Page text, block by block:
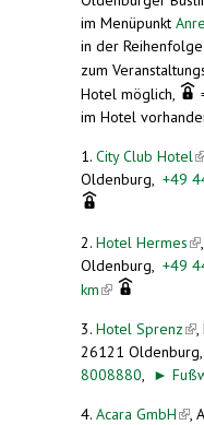
im Menüpunkt
in der
zum
Hotel möglich,
im Hotel
1. City Club Hotel
Oldenburg, +49
2. Hotel Hermes ,
Oldenburg, +49
km(link is external)
3. Hotel Sprenz ,
26121 Oldenburg,
8008880, ►
4. Acara GmbH
,